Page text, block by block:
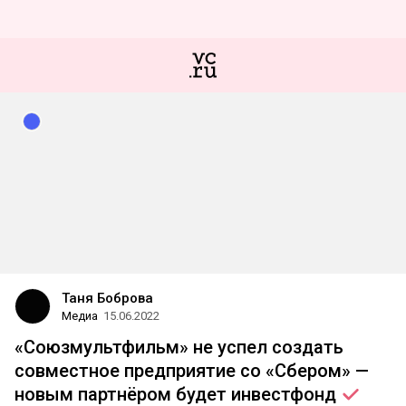
Таня Боброва
Медиа 15.06.2022
«Союзмультфильм» не успел создать
совместное предприятие со «Сбером» —
новым партнёром будет инвестфонд